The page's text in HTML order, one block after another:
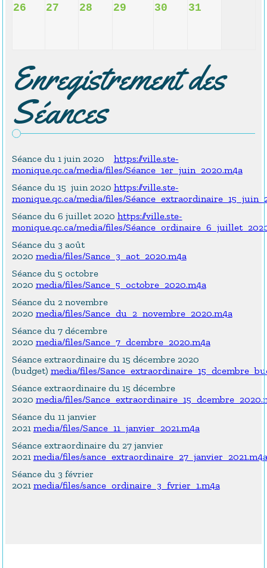
26 27 28 29 30 31
Enregistrement des
Séances
Séance du 1 juin 2020 https://ville.ste-
monique.qc.ca/media/files/Séance_1er_juin_2020.m4a
Séance du 15 juin 2020 https://ville.ste-
monique.qc.ca/media/files/
Séance du 6 juillet 2020 https://ville.ste-
monique.qc.ca/media/files/
Séance du 3 août
2020 media/files/Sance_3_aot_2020.m4a
Séance du 5 octobre
2020 media/files/Sance_5_octobre_2020.m4a
Séance du 2 novembre
2020 media/files/Sance_du_2_novembre_2020.m4a
Séance du 7 décembre
2020 media/files/Sance_7_dcembre_2020.m4a
Séance extraordinaire du 15 décembre 2020
(budget) media/files/
Séance extraordinaire du 15 décembre
2020 media/files/
Séance du 11 janvier
2021 media/files/Sance_11_janvier_2021.m4a
Séance extraordinaire du 27 janvier
2021 media/files/sance_extraordinaire_27_janvier_2021.m4a
Séance du 3 février
2021 media/files/sance_ordinaire_3_fvrier_1.m4a